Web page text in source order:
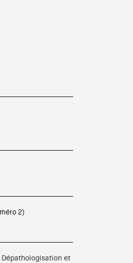
2)
Dépathologisation et